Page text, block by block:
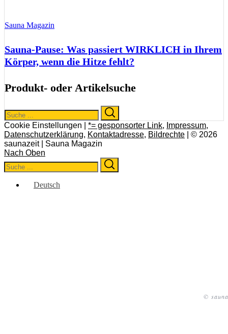
©
Sauna Magazin
Sauna-Pause: Was passiert WIRKLICH in Ihrem
Körper, wenn die Hitze fehlt?
Produkt- oder Artikelsuche
Search
for:
Cookie Einstellungen | *= gesponsorter Link, Impressum,
Datenschutzerklärung, Kontaktadresse, Bildrechte | © 2026
saunazeit | Sauna Magazin
Nach Oben
Search
for:
Deutsch